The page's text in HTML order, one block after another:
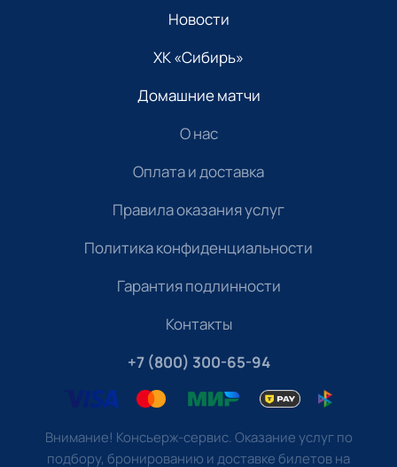
Новости
ХК «Сибирь»
Домашние матчи
О нас
Оплата и доставка
Правила оказания услуг
Политика конфиденциальности
Гарантия подлинности
Контакты
+7 (800) 300-65-94
Внимание! Консьерж-сервис. Оказание услуг по
подбору, бронированию и доставке билетов на